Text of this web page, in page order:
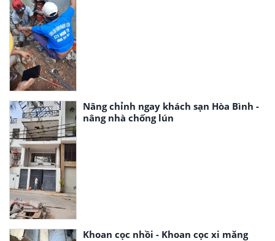
Nâng chỉnh ngay khách sạn Hòa Bình -
nâng nhà chống lún
Khoan cọc nhồi - Khoan cọc xi măng